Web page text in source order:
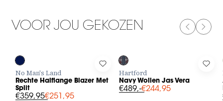
VOOR JOU GEKOZEN
in to add Rechte Halflange Blazer Met Split to your
No Man's Land
Rechte Halflange Blazer Met
Split
€359,95€251,95
Log in to add Navy Wollen Jas
Hartford
Navy Wollen Jas Vera
€489,-€244,95
Log